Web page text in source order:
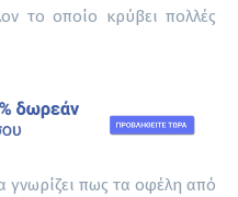
το οποίο κρύβει πολλές
πως τα οφέλη από